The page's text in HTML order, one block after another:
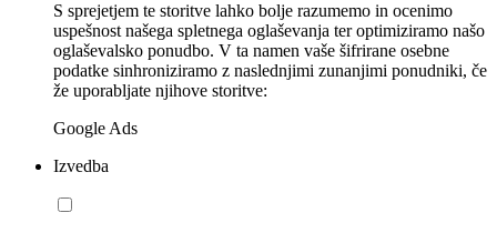
S sprejetjem te storitve lahko bolje razumemo in ocenimo
uspešnost našega spletnega oglaševanja ter optimiziramo našo
oglaševalsko ponudbo. V ta namen vaše šifrirane osebne
podatke sinhroniziramo z naslednjimi zunanjimi ponudniki, če
že uporabljate njihove storitve:
Google Ads
Izvedba